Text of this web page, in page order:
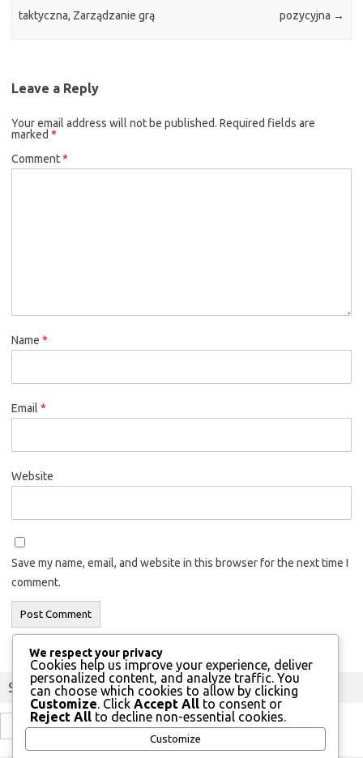
taktyczna, Zarządzanie grą
pozycyjna →
Leave a Reply
Your email address will not be published. Required fields are
marked *
Comment*
Name *
Email *
Website
Save my name, email, and website in this browser for the next time I
comment.
Szukaj
Search
for:
We respect your privacy
Cookies help us improve your experience, deliver
personalized content, and analyze traffic. You
can choose which cookies to allow by clicking
Customize. Click Accept All to consent or
Reject All to decline non-essential cookies.
Customize